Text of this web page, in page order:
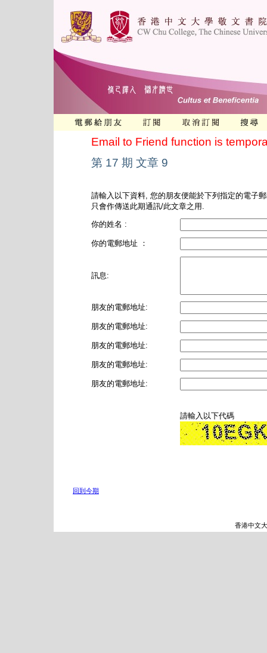
Email to Friend function is
第 17 期 文章 9
請輸入以下資料, 您的朋友便能於下列指定的電子
只會作傳送此期通訊/此文章之用.
你的姓名 :
你的電郵地址 ：
訊息:
朋友的電郵地址:
朋友的電郵地址:
朋友的電郵地址:
朋友的電郵地址:
朋友的電郵地址:
請輸入以下代碼
回到今期
香港中文